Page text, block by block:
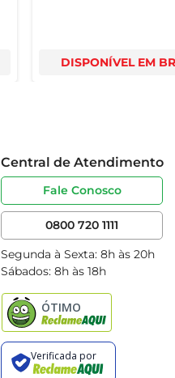
DISPONÍVEL EM
Central de Atendimento
Fale Conosco
0800 720 1111
Segunda à Sexta: 8h às 20h
Sábados: 8h às 18h